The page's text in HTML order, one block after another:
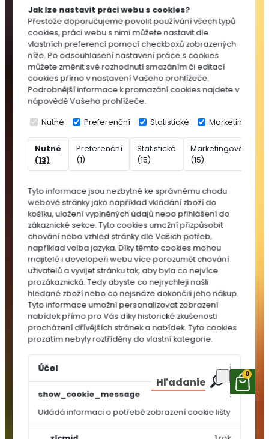
Jak lze nastavit práci webu s cookies?
Přestože doporučujeme povolit používání všech typů
cookies, práci webu s nimi můžete nastavit dle
vlastních preferencí pomocí checkboxů zobrazených
níže. Po odsouhlasení nastavení práce s cookies
můžete změnit své rozhodnutí smazáním či editací
cookies přímo v nastavení Vašeho prohlížeče.
Podrobnější informace k promazání cookies najdete v
nápovědě Vašeho prohlížeče.
Nutné Preferenční Statistické Marketingové
Nutné
(13)
Preferenční
(1)
Statistické
(15)
Marketingové
(15)
Tyto informace jsou nezbytné ke správnému chodu
webové stránky jako například vkládání zboží do
košíku, uložení vyplněných údajů nebo přihlášení do
zákaznické sekce. Tyto cookies umožní přizpůsobit
chování nebo vzhled stránky dle Vašich potřeb,
například volba jazyka. Díky těmto cookies mohou
majitelé i developeři webu více porozumět chování
uživatelů a vyvijet stránku tak, aby byla co nejvíce
prozákaznická. Tedy abyste co nejrychleji našli
hledané zboží nebo co nejsnáze dokončili jeho nákup.
Tyto informace umožní personalizovat zobrazení
nabídek přímo pro Vás díky historické zkušenosti
procházení dřívějších stránek a nabídek. Tyto cookies
prozatím nebyly roztříděny do vlastní kategorie.
Účel Vypršení
show_cookie_message
Ukládá informaci o potřebě zobrazení cookie lišty
1 rok
pokojovky
Substráty
pro
balkónovky
Substráty
pro
okrasné
dřeviny
Speciální
substráty
Rašelina
Přísady
substrátů
MULČOVACÍ
KŮRA
SEMÍNKA
Hľadanie
0